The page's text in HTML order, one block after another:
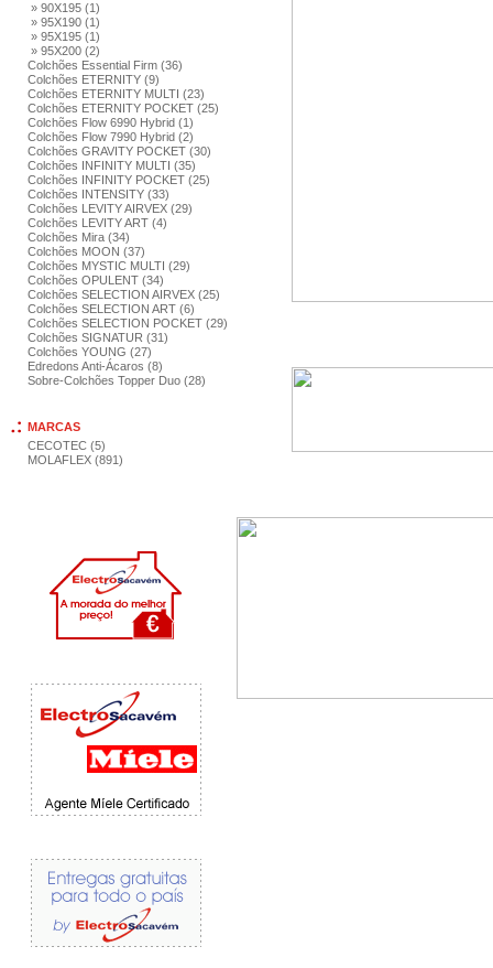
» 90X195 (1)
» 95X190 (1)
» 95X195 (1)
» 95X200 (2)
Colchões Essential Firm (36)
Colchões ETERNITY (9)
Colchões ETERNITY MULTI (23)
Colchões ETERNITY POCKET (25)
Colchões Flow 6990 Hybrid (1)
Colchões Flow 7990 Hybrid (2)
Colchões GRAVITY POCKET (30)
Colchões INFINITY MULTI (35)
Colchões INFINITY POCKET (25)
Colchões INTENSITY (33)
Colchões LEVITY AIRVEX (29)
Colchões LEVITY ART (4)
Colchões Mira (34)
Colchões MOON (37)
Colchões MYSTIC MULTI (29)
Colchões OPULENT (34)
Colchões SELECTION AIRVEX (25)
Colchões SELECTION ART (6)
Colchões SELECTION POCKET (29)
Colchões SIGNATUR (31)
Colchões YOUNG (27)
Edredons Anti-Ácaros (8)
Sobre-Colchões Topper Duo (28)
MARCAS
CECOTEC (5)
MOLAFLEX (891)